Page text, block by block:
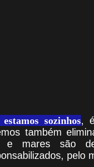
sozinhos,
também
e mares são
pelo